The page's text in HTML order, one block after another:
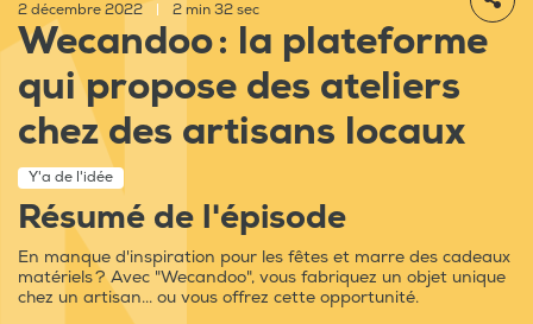
2 décembre 2022 2 min 32 sec
Wecandoo : la plateforme
qui propose des ateliers
chez des artisans locaux
Y'a de l'idée
Résumé de l'épisode
En manque d'inspiration pour les fêtes et marre des cadeaux
matériels ? Avec "Wecandoo", vous fabriquez un objet unique
chez un artisan... ou vous offrez cette opportunité.